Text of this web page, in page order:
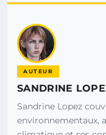
AUTEUR
SANDRINE
Sandrine Lopez
environnementaux,